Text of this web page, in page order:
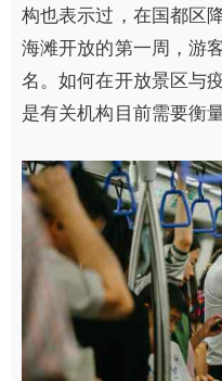
构也表示过，在国都区
海滩开放的第一周，游
名。如何在开放景区与
是有关机构目前需要衡